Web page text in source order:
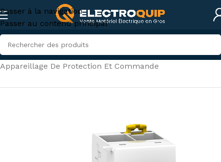
Passer à la navigation
Passer au contenu principal
Accueil/Électricité industrielle/
Appareillage De Protection Et Commande